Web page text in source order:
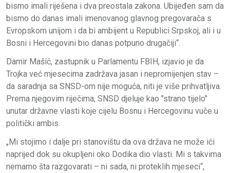
bismo imali riješena i dva preostala zakona. Ubijeđen sam da
bismo do danas imali imenovanog glavnog pregovarača s
Evropskom unijom i da bi ambijent u Republici Srpskoj, ali i u
Bosni i Hercegovini bio danas potpuno drugačiji“.
Damir Mašić, zastupnik u Parlamentu FBIH, izjavio je da
Trojka već mjesecima zadržava jasan i nepromijenjen stav –
da saradnja sa SNSD-om nije moguća, niti je više prihvatljiva.
Prema njegovim riječima, SNSD djeluje kao "strano tijelo"
unutar državne vlasti koje cijelu Bosnu i Hercegovinu vuče u
politički ambis.
„Mi stojimo i dalje pri stanovištu da ova država ne može ići
naprijed dok su okupljeni oko Dodika dio vlasti. Mi s takvima
nemamo šta razgovarati – ni sada, ni proteklih mjeseci“,